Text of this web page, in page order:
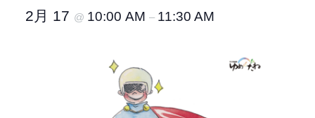
2月 17 @ 10:00 AM – 11:30 AM